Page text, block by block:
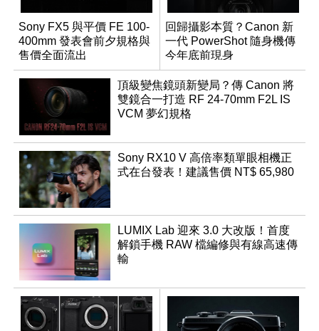
Sony FX5 與平價 FE 100-
400mm 發表會前夕規格與
售價全面流出
回歸攝影本質？Canon 新
一代 PowerShot 隨身機傳
今年底前現身
頂級變焦鏡頭新變局？傳 Canon 將
雙鏡合一打造 RF 24-70mm F2L IS
VCM 夢幻規格
Sony RX10 V 高倍率類單眼相機正
式在台發表！建議售價 NT$ 65,980
LUMIX Lab 迎來 3.0 大改版！首度
解鎖手機 RAW 檔編修與有線高速傳
輸